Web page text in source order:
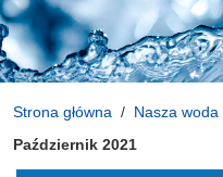
Strona główna Nasza woda
Październik 2021